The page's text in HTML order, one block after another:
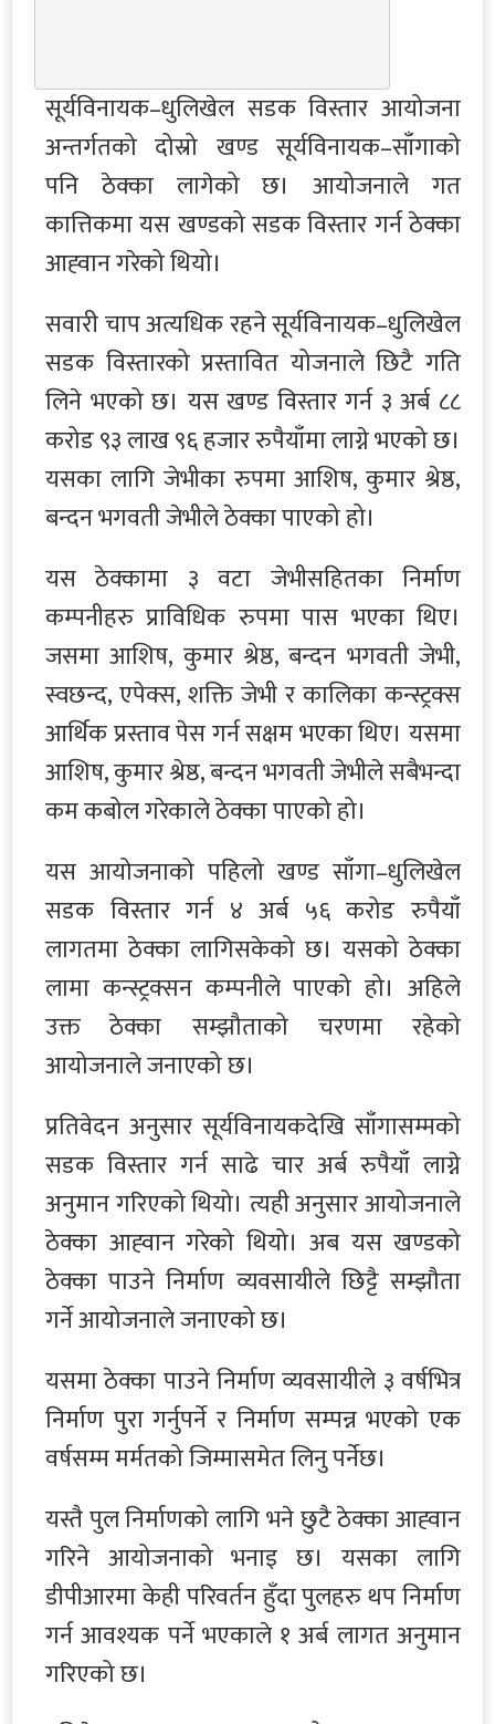
सूर्यविनायक–धुलिखेल सडक विस्तार आयोजना
अन्तर्गतको दोस्रो खण्ड सूर्यविनायक–साँगाको
पनि ठेक्का लागेको छ। आयोजनाले गत
कात्तिकमा यस खण्डको सडक विस्तार गर्न ठेक्का
आह्‍वान गरेको थियो।
सवारी चाप अत्यधिक रहने सूर्यविनायक–धुलिखेल
सडक विस्तारको प्रस्तावित योजनाले छिटै गति
लिने भएको छ। यस खण्ड विस्तार गर्न ३ अर्ब ८८
करोड ९३ लाख ९६ हजार रुपैयाँमा लाग्ने भएको छ।
यसका लागि जेभीका रुपमा आशिष, कुमार श्रेष्ठ,
बन्दन भगवती जेभीले ठेक्का पाएको हो।
यस ठेक्कामा ३ वटा जेभीसहितका निर्माण
कम्पनीहरु प्राविधिक रुपमा पास भएका थिए।
जसमा आशिष, कुमार श्रेष्ठ, बन्दन भगवती जेभी,
स्वछन्द, एपेक्स, शक्ति जेभी र कालिका कन्स्ट्रक्स
आर्थिक प्रस्ताव पेस गर्न सक्षम भएका थिए। यसमा
आशिष, कुमार श्रेष्ठ, बन्दन भगवती जेभीले सबैभन्दा
कम कबोल गरेकाले ठेक्का पाएको हो।
यस आयोजनाको पहिलो खण्ड साँगा–धुलिखेल
सडक विस्तार गर्न ४ अर्ब ५६ करोड रुपैयाँ
लागतमा ठेक्का लागिसकेको छ। यसको ठेक्का
लामा कन्स्ट्रक्सन कम्पनीले पाएको हो। अहिले
उक्त ठेक्का सम्झौताको चरणमा रहेको
आयोजनाले जनाएको छ।
प्रतिवेदन अनुसार सूर्यविनायकदेखि साँगासम्मको
सडक विस्तार गर्न साढे चार अर्ब रुपैयाँ लाग्ने
अनुमान गरिएको थियो। त्यही अनुसार आयोजनाले
ठेक्का आह्‍वान गरेको थियो। अब यस खण्डको
ठेक्का पाउने निर्माण व्यवसायीले छिट्टै सम्झौता
गर्ने आयोजनाले जनाएको छ।
यसमा ठेक्का पाउने निर्माण व्यवसायीले ३ वर्षभित्र
निर्माण पुरा गर्नुपर्ने र निर्माण सम्पन्न भएको एक
वर्षसम्म मर्मतको जिम्मासमेत लिनु पर्नेछ।
यस्तै पुल निर्माणको लागि भने छुटै ठेक्का आह्‍वान
गरिने आयोजनाको भनाइ छ। यसका लागि
डीपीआरमा केही परिवर्तन हुँदा पुलहरु थप निर्माण
गर्न आवश्यक पर्ने भएकाले १ अर्ब लागत अनुमान
गरिएको छ।